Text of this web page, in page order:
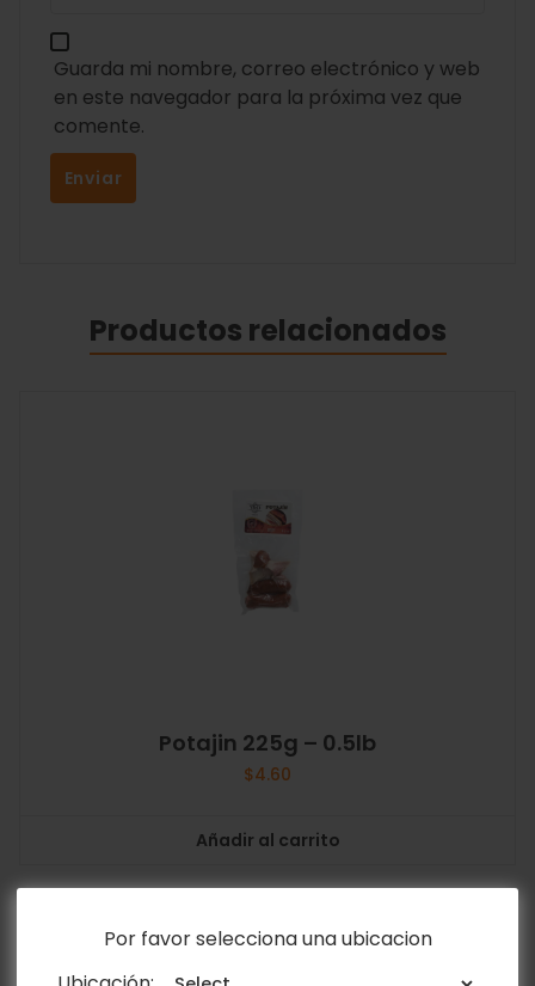
Por favor selecciona una ubicacion
Guarda mi nombre, correo electrónico y web
en este navegador para la próxima vez que
comente.
Productos relacionados
Potajin 225g – 0.5lb
$4.60
Añadir al carrito